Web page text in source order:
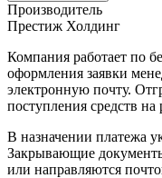
Производитель
Престиж Холдинг
Компания работает по
оформления заявки
электронную почту.
поступления средств на
В назначении платежа
Закрывающие
или направляются